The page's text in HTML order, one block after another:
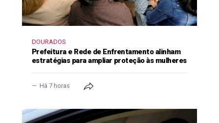
DOURADOS
Prefeitura e Rede de Enfrentamento alinham
estratégias para ampliar proteção às mulheres
Há 7 horas